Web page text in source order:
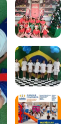
Imagem 1
Imagem 2